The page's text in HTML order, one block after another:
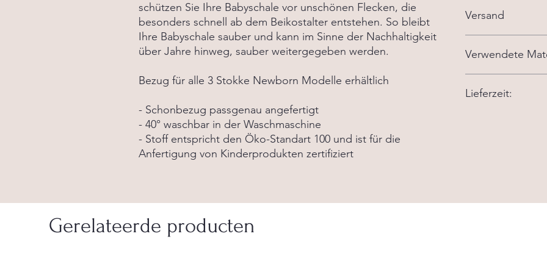
schützen Sie Ihre Babyschale vor unschönen Flecken, die
besonders schnell ab dem Beikostalter entstehen. So bleibt
Ihre Babyschale sauber und kann im Sinne der Nachhaltigkeit
über Jahre hinweg, sauber weitergegeben werden.
Bezug für alle 3 Stokke Newborn Modelle erhältlich
- Schonbezug passgenau angefertigt
- 40° waschbar in der Waschmaschine
- Stoff entspricht den Öko-Standart 100 und ist für die
Anfertigung von Kinderprodukten zertifiziert
Versand
Verwendete
- 100% Bio
Lieferzeit:
Gerelateerde producten